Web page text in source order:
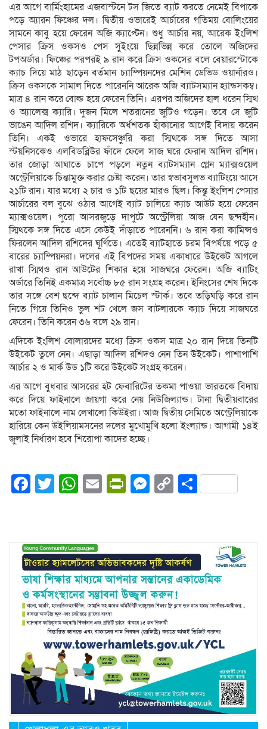
এর আগে বার্মিংহামের এজবাস্টনে টস জিতে ব্যাট করতে নেমেই বিপাকে
পড়ে অ্যারন ফিঞ্চের দল। দ্বিতীয় ওভারেই আর্চারের গতিময় বোলিংয়ের
সামনে কাবু হয়ে ফেরেন অজি ক্যাপ্টেন। শুধু আর্চার নয়, আরেক ইংলিশ
পেসার ক্রিস ওকসও পেস সুইংয়ে ছিন্নভিন্ন করে তোলে অজিদের
টপঅর্ডার। ফিঞ্চের পরপরই ৯ রান করে ক্রিস ওকসের বলে বেয়ারস্টোকে
ক্যাচ দিয়ে মাঠ ছাড়েন বর্তমান চ্যাম্পিয়নদের মেশিন ডেভিড ওয়ার্নারও।
ক্রিস ওকসকে সামাল দিতে পারেননি আরেক অজি ব্যাটসম্যান হ্যান্ডসকম্ব।
মাত্র ৪ রান করে বোল্ড হয়ে ফেরেন তিনি। এরপর অজিদের হাল ধরেন স্মিথ
ও অ্যালেক্স ক্যারি। দুজন মিলে শতরানের জুটিও গড়েন। তবে সে জুটি
ভাঙেন আদিল রশিদ। ক্যারিকে অর্ধশতক হাঁকানোর আগেই বিদায় করেন
তিনি। একই ওভারে হাফসেঞ্চুরি করা স্মিথকে সঙ্গ দিতে আসা
স্টয়নিসকেও এলবিডব্লিউর ফাঁদে ফেলে সাজ ঘরে ফেরান আদিল রশিদ।
তার জোড়া আঘাতে চাপে পড়লে নতুন ব্যাটসম্যান গ্লেন ম্যাক্সওয়েল
অস্ট্রেলিয়াকে চিন্তামুক্ত করার চেষ্টা করেন। তার স্বভাবসুলভ ব্যাটিংয়ে আসে
২১টি রান। যার মধ্যে ২ চার ও ১টি ছয়ের মারও ছিল। কিন্তু ইংলিশ পেসার
আর্চারের বল বুঝে ওঠার আগেই ব্যাট চালিয়ে ক্যাচ আউট হয়ে ফেরেন
ম্যাক্সওয়েল। পুরো আসরজুড়ে দাপুটে অস্ট্রেলিয়া আজ যেন ছন্দহীন।
স্মিথকে সঙ্গ দিতে এসে কেউই দাঁড়াতে পারেননি। ৬ রান করা কামিন্সও
ফিরলেন আদিল রশিদের ঘূর্ণিতে। এতেই ব্যাটহাতে চরম বিপর্যয়ে পড়ে ৫
বারের চ্যাম্পিয়নরা। দলের এই বিপদের সময় একাধারে উইকেট আগলে
রাখা স্মিথও রান আউটের শিকার হয়ে সাজঘরে ফেরেন। অজি ব্যাটিং
অর্ডারে তিনিই একমাত্র সর্বোচ্চ ৮৫ রান সংগ্রহ করেন। ইনিংসের শেষ দিকে
তার সঙ্গে বেশ ছন্দে ব্যাট চালান মিচেল স্টার্ক। তবে তড়িঘড়ি করে রান
নিতে গিয়ে তিনিও ভুল শট খেলে জস বাটলারকে ক্যাচ দিয়ে সাজঘরে
ফেরেন। তিনি করেন ৩৬ বলে ২৯ রান।
এদিকে ইংলিশ বোলারদের মধ্যে ক্রিস ওকস মাত্র ২০ রান দিয়ে তিনটি
উইকেট তুলে নেন। এছাড়া আদিল রশিদও নেন তিন উইকেট। পাশাপাশি
আর্চার ২ ও মার্ক উড ১টি করে উইকেট সংগ্রহ করেন।
এর আগে বুধবার আসরের হট ফেবারিটের তকমা পাওয়া ভারতকে বিদায়
করে দিয়ে ফাইনালে জায়গা করে নেয় নিউজিল্যান্ড। টানা দ্বিতীয়বারের
মতো ফাইনালে নাম লেখালো কিউইরা। আজ দ্বিতীয় সেমিতে অস্ট্রেলিয়াকে
হারিয়ে কেন উইলিয়ামসনের দলের মুখোমুখি হলো ইংল্যান্ড। আগামী ১৪ই
জুলাই নির্ধারণ হবে শিরোপা কাদের হচ্ছে।
Facebook
Twitter
WhatsApp
EmailPrintFriendly
Messenger
CopyShare